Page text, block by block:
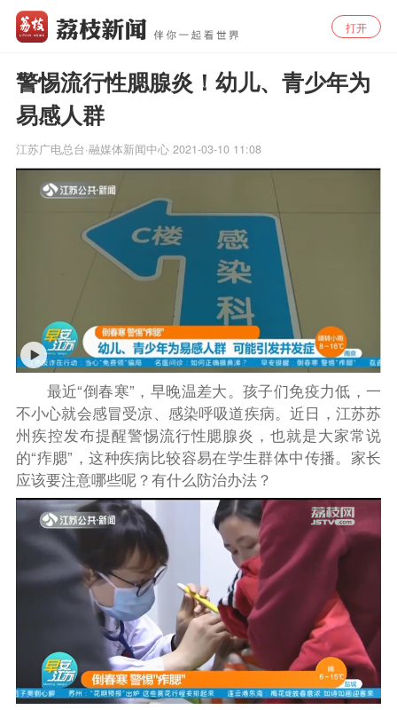
打开
警惕流行性腮腺炎！幼儿、青少年为
易感人群
江苏广电总台·融媒体新闻中心 2021-03-10 11:08
最近“倒春寒”，早晚温差大。孩子们免疫力低，一
不小心就会感冒受凉、感染呼吸道疾病。近日，江苏苏
州疾控发布提醒警惕流行性腮腺炎，也就是大家常说
的“痄腮”，这种疾病比较容易在学生群体中传播。家长
应该要注意哪些呢？有什么防治办法？